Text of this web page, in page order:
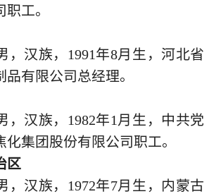
工。
汉族，1991年8月生，河北省
有限公司总经理。
汉族，1982年1月生，中共党
化集团股份有限公司职工。
区
汉族，1972年7月生，内蒙古